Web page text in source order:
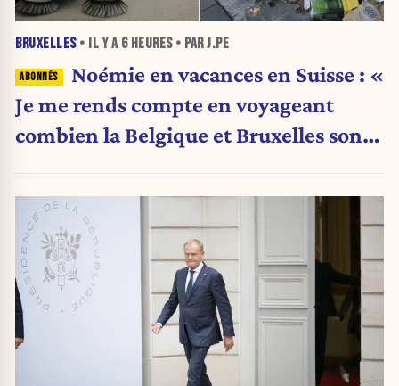
BRUXELLES• IL Y A 6 HEURES• PAR J.PE
Noémie en vacances en Suisse : «
Je me rends compte en voyageant
combien la Belgique et Bruxelles sont